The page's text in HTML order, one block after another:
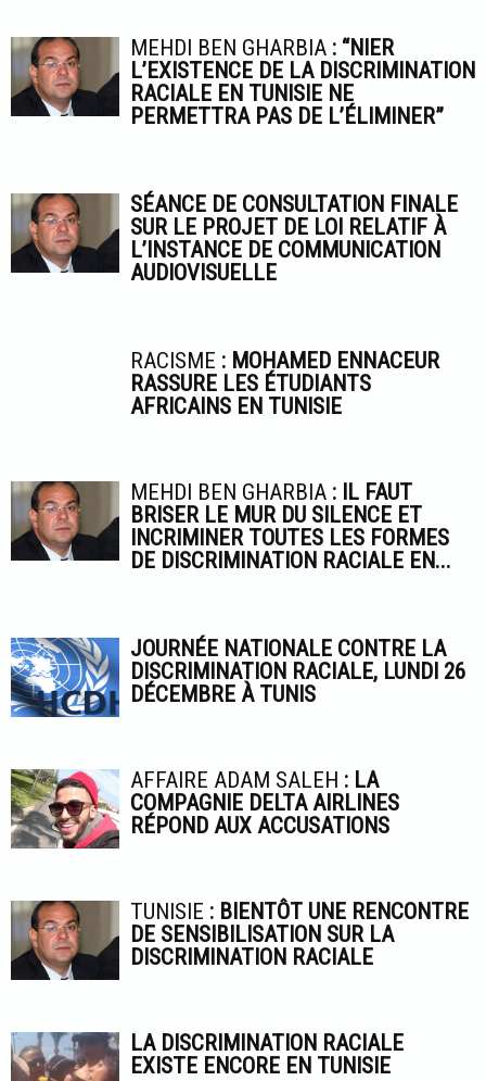
MEHDI BEN GHARBIA : “NIER
L’EXISTENCE DE LA DISCRIMINATION
RACIALE EN TUNISIE NE
PERMETTRA PAS DE L’ÉLIMINER”
SÉANCE DE CONSULTATION FINALE
SUR LE PROJET DE LOI RELATIF À
L’INSTANCE DE COMMUNICATION
AUDIOVISUELLE
RACISME : MOHAMED ENNACEUR
RASSURE LES ÉTUDIANTS
AFRICAINS EN TUNISIE
MEHDI BEN GHARBIA : IL FAUT
BRISER LE MUR DU SILENCE ET
INCRIMINER TOUTES LES FORMES
DE DISCRIMINATION RACIALE EN...
JOURNÉE NATIONALE CONTRE LA
DISCRIMINATION RACIALE, LUNDI 26
DÉCEMBRE À TUNIS
AFFAIRE ADAM SALEH : LA
COMPAGNIE DELTA AIRLINES
RÉPOND AUX ACCUSATIONS
TUNISIE : BIENTÔT UNE RENCONTRE
DE SENSIBILISATION SUR LA
DISCRIMINATION RACIALE
LA DISCRIMINATION RACIALE
EXISTE ENCORE EN TUNISIE